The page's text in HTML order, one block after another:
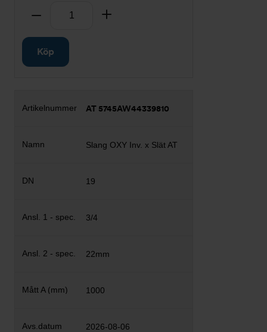
Ta bort
Köp
AT 5745AW44339810
Slang OXY Inv. x Slät AT
19
3/4
22mm
1000
2026-08-06